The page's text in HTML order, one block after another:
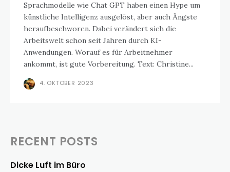
Sprachmodelle wie Chat GPT haben einen Hype um
künstliche Intelligenz ausgelöst, aber auch Ängste
heraufbeschworen. Dabei verändert sich die
Arbeitswelt schon seit Jahren durch KI-
Anwendungen. Worauf es für Arbeitnehmer
ankommt, ist gute Vorbereitung. Text: Christine...
4. OKTOBER 2023
RECENT POSTS
Dicke Luft im Büro